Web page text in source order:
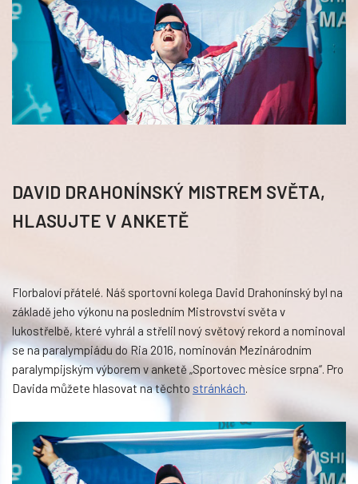
DAVID DRAHONÍNSKÝ MISTREM SVĚTA,
HLASUJTE V ANKETĚ
Florbaloví přátelé. Náš sportovní kolega David Drahonínský byl na
základě jeho výkonu na posledním Mistrovství světa v
lukostřelbě, které vyhrál a střelil nový světový rekord a nominoval
se na paralympiádu do Ria 2016, nominován Mezinárodním
paralympijským výborem v anketě „Sportovec mèsíce srpna“. Pro
Davida můžete hlasovat na těchto stránkách.